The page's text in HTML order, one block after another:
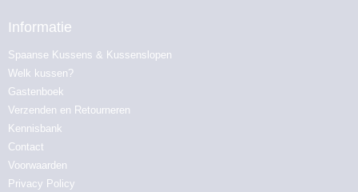
Informatie
Spaanse Kussens & Kussenslopen
Welk kussen?
Gastenboek
Verzenden en Retourneren
Kennisbank
Contact
Voorwaarden
Privacy Policy